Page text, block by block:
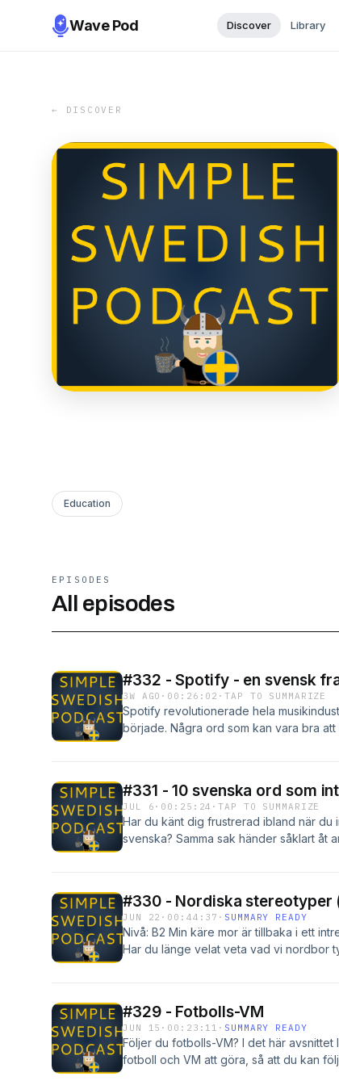
Wave Pod Discover Library
← DISCOVER
Education
EPISODES
All episodes
#332 - Spotify - en svensk
3W AGO · 00:26:02 ·TAP TO SUMMARIZE
Spotify revolutionerade hela
började. Några ord som kan vara bra
och få tillgång till transkriberingar och
#331 - 10 svenska ord som
JUL 6 · 00:25:24 ·TAP TO SUMMARIZE
Har du känt dig frustrerad ibland när
svenska? Samma sak händer såklart åt
här Om du redan förstår svenska
självförtroende, då är Swedish Season
Joina nyhetsbrevet och håll dig
#330 - Nordiska stereotyper
JUN 22 · 00:44:37 · SUMMARY READY
Nivå: B2 Min käre mor är tillbaka i ett
Har du länge velat veta vad vi nordbor
poddavsnitten plus övningar,
konversationsövning! Klicka här för att få
#329 - Fotbolls-VM
JUN 15 · 00:23:11 · SUMMARY READY
Följer du fotbolls-VM? I det här
fotboll och VM att göra, så att du kan